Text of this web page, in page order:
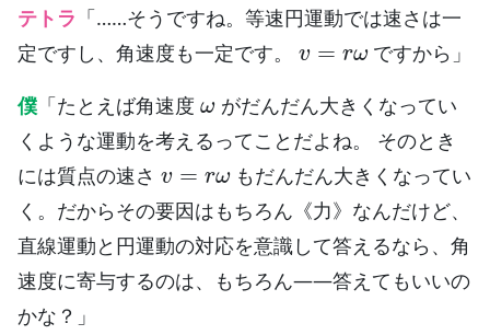
テトラ 「……そうですね。等速円運動では速さは一
定ですし、角速度も一定です。
v=rω
ですから」
僕 「たとえば角速度
がだんだん大きくなってい
くような運動を考えるってことだよね。 そのとき
には質点の速さ
v=r ω
もだんだん大きくなってい
く。だからその要因はもちろん《力》なんだけど、
直線運動と円運動の対応を意識して答えるなら、角
速度に寄与するのは、もちろん——答えてもいいの
かな？」